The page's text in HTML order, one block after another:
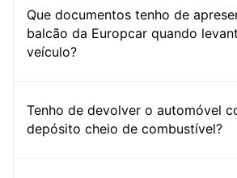
Que documentos tenho de
balcão da Europcar quando
veículo?
Tenho de devolver o automóvel
depósito cheio de combustível?